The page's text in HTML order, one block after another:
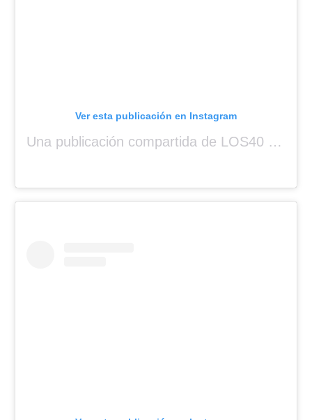
Ver esta publicación en Instagram
Una publicación compartida de LOS40 Panamá 🇵🇦 🎙️🎶 (@los40panama)